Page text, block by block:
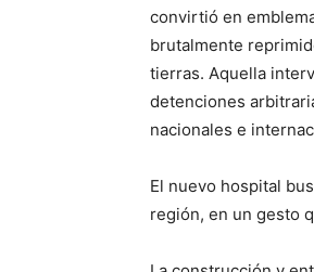
convirtió en
brutalmente
tierras. Aquella
detenciones
nacionales e
El nuevo hospital
región, en un gesto